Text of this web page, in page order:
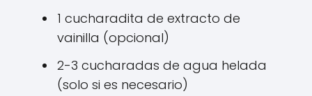
1 cucharadita de extracto de
vainilla (opcional)
2-3 cucharadas de agua helada
(solo si es necesario)